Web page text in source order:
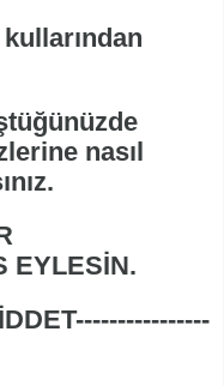
nasıl
EYLESİN.